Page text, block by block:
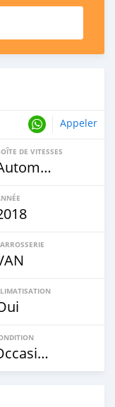
Appeler
DE VITESSES
Automatique
Occasion